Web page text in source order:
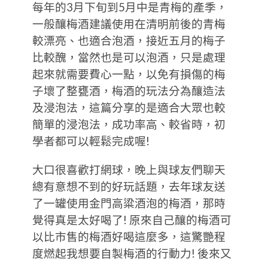
每年的3月下旬到5月中是青梅的產季，
一般釀梅酒建議使用在清明前後的青梅
較漂亮、也適合泡酒，接近五月的梅子
比較醜，當然也是可以泡酒，只是處理
起來就需要費心一點，以免有損傷的梅
子壞了整甕酒，梅酒的玩法分為釀造法
及浸泡法，這篇分享的是適合大眾也較
簡單的浸泡法，成功率高、較省時，初
學者都可以輕鬆完成喔!
大口很喜歡打網球，晚上與球友們聊天
總有意想不到的好玩話題，去年球友送
了一罐使用金門高粱酒泡的梅酒，那時
覺得真是太好喝了! 原來自己釀的梅酒可
以比市售的梅酒好喝這麼多，這驚艷程
度燃起我想要自製梅酒的行動力! 後來又